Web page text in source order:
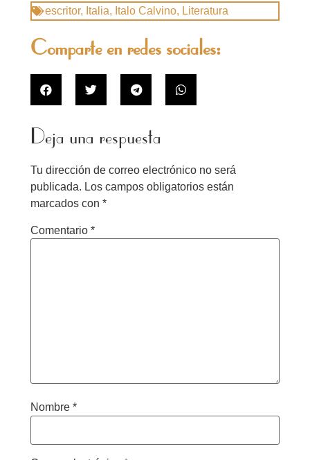
escritor, Italia, Italo Calvino, Literatura
Comparte en redes sociales:
Deja una respuesta
Tu dirección de correo electrónico no será
publicada. Los campos obligatorios están
marcados con *
Comentario *
Nombre *